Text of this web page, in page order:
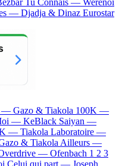
— Djadja & Dinaz Eurostar
— Gazo & Tiakola 100K —
— KeBlack Saiyan —
— Tiakola Laboratoire —
& Tiakola Ailleurs —
— Ofenbach 1 2 3
Celui qui part — Joseph